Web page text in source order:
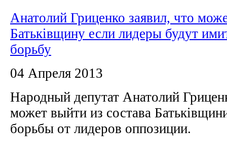
Анатолий Гриценко заявил, что
Батьківщину если лидеры будут
борьбу
04 Апреля 2013
Народный депутат Анатолий
может выйти из состава
борьбы от лидеров оппозиции.